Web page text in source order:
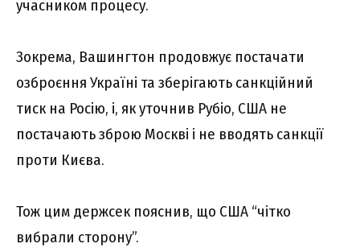
учасником процесу.
Зокрема, Вашингтон продовжує постачати
озброєння Україні та зберігають санкційний
тиск на Росію, і, як уточнив Рубіо, США не
постачають зброю Москві і не вводять санкції
проти Києва.
Тож цим держсек пояснив, що США “чітко
вибрали сторону”.